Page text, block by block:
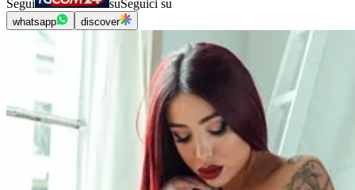
Segui suSeguici su
whatsapp discover